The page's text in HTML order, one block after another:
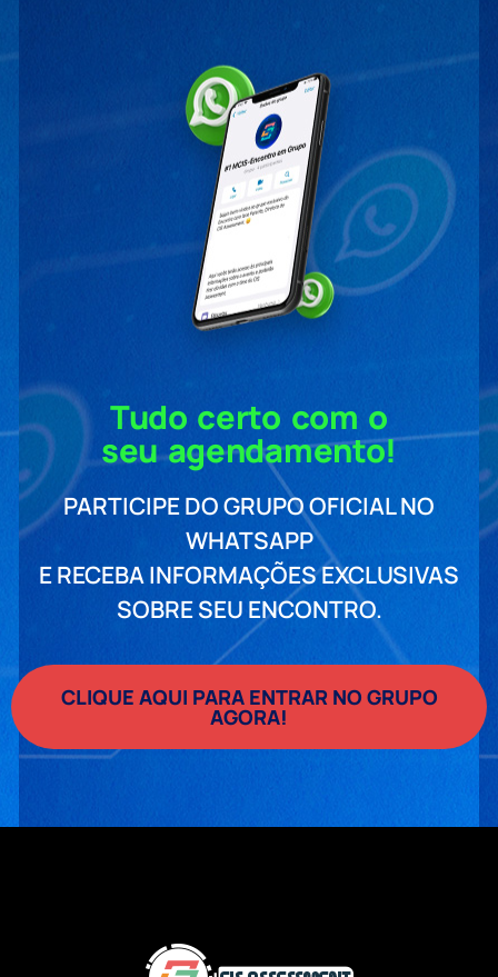
Tudo certo com o
seu agendamento!
PARTICIPE DO GRUPO OFICIAL NO
WHATSAPP
E RECEBA INFORMAÇÕES EXCLUSIVAS
SOBRE SEU ENCONTRO.
CLIQUE AQUI PARA ENTRAR NO GRUPO
AGORA!